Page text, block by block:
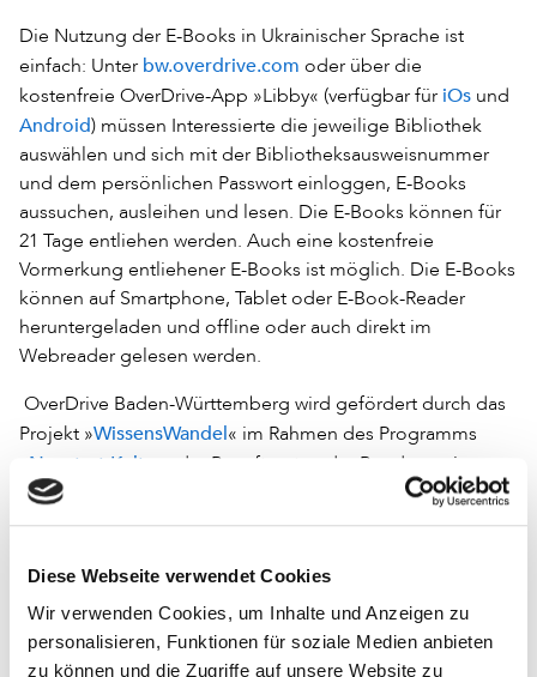
Diese Webseite verwendet Cookies
Wir verwenden Cookies, um Inhalte und Anzeigen zu
personalisieren, Funktionen für soziale Medien anbieten
zu können und die Zugriffe auf unsere Website zu
Die Nutzung der E-Books in Ukrainischer Sprache ist
einfach: Unter bw.overdrive.com oder über die
kostenfreie OverDrive-App »Libby« (verfügbar für iOs und
Android) müssen Interessierte die jeweilige Bibliothek
auswählen und sich mit der Bibliotheksausweisnummer
und dem persönlichen Passwort einloggen, E-Books
aussuchen, ausleihen und lesen. Die E-Books können für
21 Tage entliehen werden. Auch eine kostenfreie
Vormerkung entliehener E-Books ist möglich. Die E-Books
können auf Smartphone, Tablet oder E-Book-Reader
heruntergeladen und offline oder auch direkt im
Webreader gelesen werden.
OverDrive Baden-Württemberg wird gefördert durch das
Projekt »WissensWandel« im Rahmen des Programms
Neustart Kultur
« der Beauftragten der Bundesregierung
für Kultur und Medien (BKM) und das
Soforthilfeprogramm »Vor Ort für Alle« für zeitgemäße
Einwohnern mit Unterstützung vom Deutschen
Bibliotheksverband.
Kommunale öffentliche Bibliotheken aus Baden-